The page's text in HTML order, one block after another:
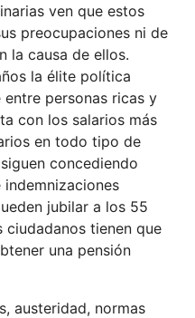
ven que estos
preocupaciones ni de
la causa de ellos.
la élite política
personas ricas y
con los salarios más
en todo tipo de
concediendo
indemnizaciones
jubilar a los 55
ciudadanos tienen que
una pensión
austeridad, normas